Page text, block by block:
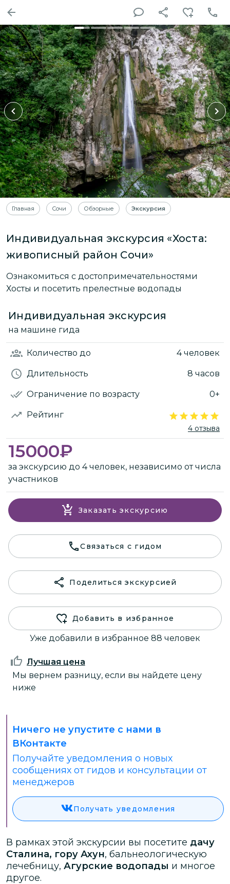
Главная Сочи Обзорные Экскурсия
Индивидуальная экскурсия «Хоста:
живописный район Сочи»
Ознакомиться с достопримечательностями
Хосты и посетить прелестные водопады
Индивидуальная экскурсия
на машине гида
Количество до 4 человек
Длительность 8 часов
Ограничение по возрасту 0+
Рейтинг
4 отзыва
15000₽
за экскурсию до 4 человек, независимо от числа
участников
Заказать экскурсию
Связаться с гидом
Поделиться экскурсией
Добавить в избранное
Уже добавили в избранное 88 человек
Лучшая цена
Мы вернем разницу, если вы найдете цену
ниже
Ничего не упустите с нами в
ВКонтакте
Получайте уведомления о новых
сообщениях от гидов и консультации от
менеджеров
Получать уведомления
В рамках этой экскурсии вы посетите дачу
Сталина, гору Ахун, бальнеологическую
лечебницу, Агурские водопады и многое
другое.